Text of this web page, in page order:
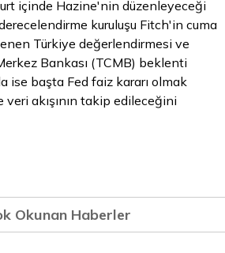
içinde Hazine'nin düzenleyeceği
kuruluşu Fitch'in cuma
Türkiye değerlendirmesi ve
Bankası (TCMB) beklenti
ise başta Fed faiz kararı olmak
akışının takip edileceğini
Okunan Haberler